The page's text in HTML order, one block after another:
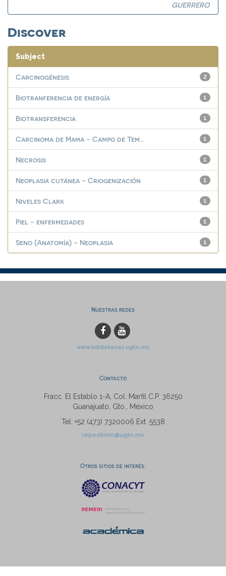
GUERRERO
Discover
Subject
2
Carcinogénesis
1
Biotranferencia de energía
1
Biotransferencia
1
Carcinoma de Mama - Campo de Tem...
1
Necrosis
1
Neoplasia cutánea - Criogenización
1
Niveles Clark
1
Piel - enfermedades
1
Seno (Anatomía) - Neoplasia
Nuestras redes
www.bibliotecas.ugto.mx
Contacto
Fracc. El Establo 1-A, Col. Marfil C.P. 36250
Guanajuato, Gto., México
Tel: +52 (473) 7320006 Ext. 5538
repositorio@ugto.mx
Otros sitios de interés: